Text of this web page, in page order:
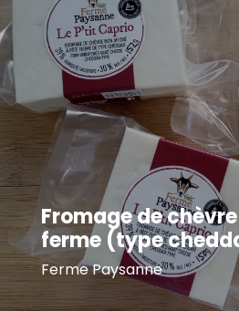
Fromage de
ferme (type
Ferme Paysanne